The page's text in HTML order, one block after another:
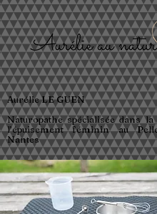
Aurélie LE GUEN
Naturopathe spécialisée dans la
l’épuisement féminin au
Nantes